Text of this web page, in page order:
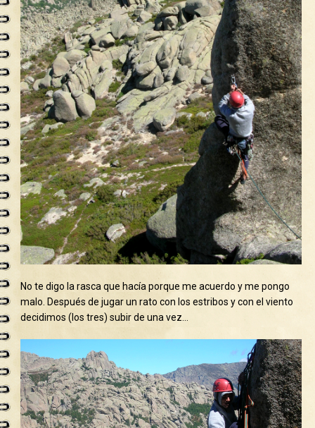
No te digo la rasca que hacía porque me acuerdo y me pongo
malo. Después de jugar un rato con los estribos y con el viento
decidimos (los tres) subir de una vez…